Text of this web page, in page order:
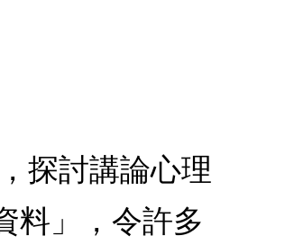
探討講論心理
料」，令許多